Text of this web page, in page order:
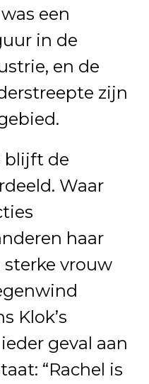
een
in de
en de
zijn
blijft de
Waar
haar
sterke vrouw
Klok’s
geval aan
“Rachel is